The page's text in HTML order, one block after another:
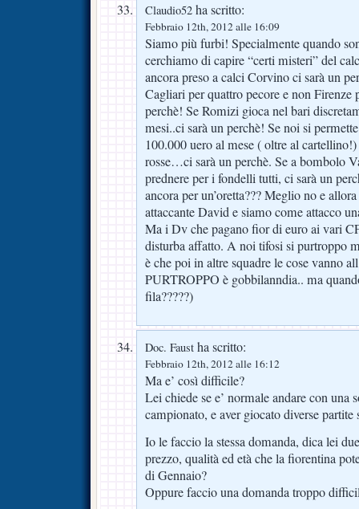
Claudio52 ha scritto:
Febbraio 12th, 2012 alle 16:09
Siamo più furbi! Specialmente quando
cerchiamo di capire “certi misteri” del
ancora preso a calci Corvino ci sarà un
Cagliari per quattro pecore e non Firenze
perchè! Se Romizi gioca nel bari
mesi..ci sarà un perchè! Se noi si
100.000 uero al mese ( oltre al
rosse…ci sarà un perchè. Se a bombolo
prednere per i fondelli tutti, ci sarà un
ancora per un’oretta??? Meglio no e
attaccante David e siamo come attacco
Ma i Dv che pagano fior di euro ai vari
disturba affatto. A noi tifosi si purtroppo
è che poi in altre squadre le cose vanno
PURTROPPO è gobbilanndia.. ma
fila?????)
Doc. Faust ha scritto:
Febbraio 12th, 2012 alle 16:12
Ma e’ così difficile?
Lei chiede se e’ normale andare con una
campionato, e aver giocato diverse partite
Io le faccio la stessa domanda, dica lei
prezzo, qualità ed età che la fiorentina
di Gennaio?
Oppure faccio una domanda troppo